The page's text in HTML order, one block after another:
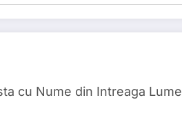
cu Nume din Intreaga Lume